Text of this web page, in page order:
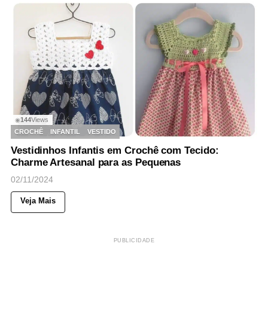
◉144Views
CROCHÊ
INFANTIL VESTIDO
Vestidinhos Infantis em Crochê com Tecido:
Charme Artesanal para as Pequenas
02/11/2024
Veja Mais
PUBLICIDADE